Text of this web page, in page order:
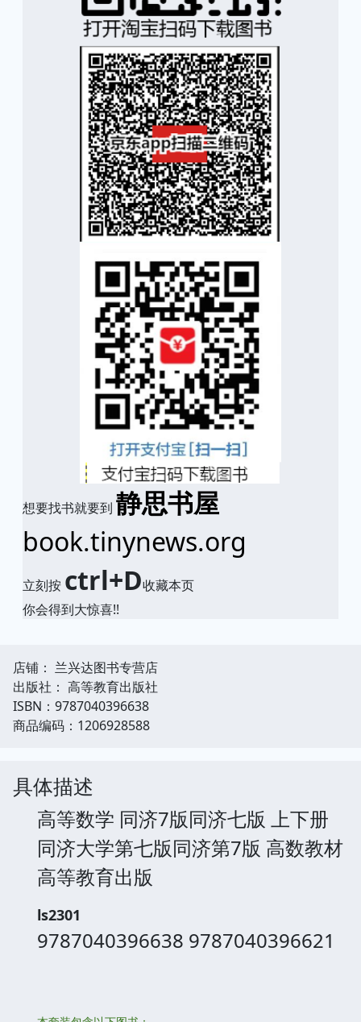
想要找书就要到 静思书屋
book.tinynews.org
立刻按 ctrl+D收藏本页
你会得到大惊喜!!
店铺： 兰兴达图书专营店
出版社： 高等教育出版社
ISBN：9787040396638
商品编码：1206928588
具体描述
高等数学 同济7版同济七版 上下册
同济大学第七版同济第7版 高数教材
高等教育出版
ls2301
9787040396638 9787040396621